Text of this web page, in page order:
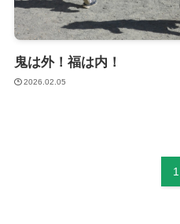
鬼は外！福は内！
2026.02.05
1